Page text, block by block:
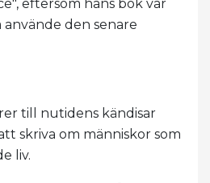
eftersom hans bok var
använde den senare
till nutidens kändisar
skriva om människor som
liv.